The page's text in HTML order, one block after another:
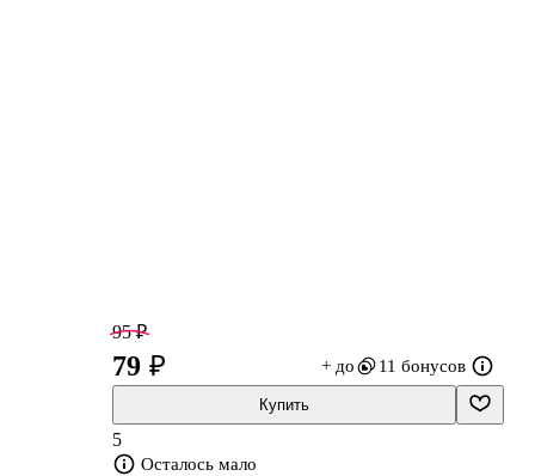
95 ₽
79 ₽ + до 11 бонусов
Купить
5
Осталось мало